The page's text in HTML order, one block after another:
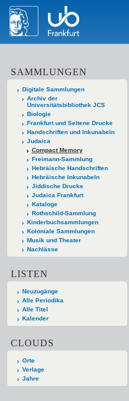
SAMMLUNGEN
Digitale Sammlungen
Archiv der
Universitätsbibliothek JCS
Biologie
Frankfurt und Seltene Drucke
Handschriften und Inkunabeln
Judaica
Compact Memory
Freimann-Sammlung
Hebräische Handschriften
Hebräische Inkunabeln
Jiddische Drucke
Judaica Frankfurt
Kataloge
Rothschild-Sammlung
Kinderbuchsammlungen
Koloniale Sammlungen
Musik und Theater
Nachlässe
LISTEN
Neuzugänge
Alle Periodika
Alle Titel
Kalender
CLOUDS
Orte
Verlage
Jahre